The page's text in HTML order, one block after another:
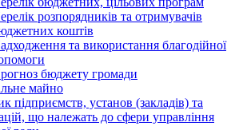
розпорядників та отримувачів
коштів
та використання благодійної
бюджету громади
майно
підприємств, установ (закладів) та
що належать до сфери управління